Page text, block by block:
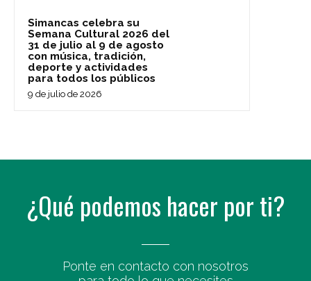
Simancas celebra su
Semana Cultural 2026 del
31 de julio al 9 de agosto
con música, tradición,
deporte y actividades
para todos los públicos
9 de julio de 2026
¿Qué podemos hacer por ti?
Ponte en contacto con nosotros